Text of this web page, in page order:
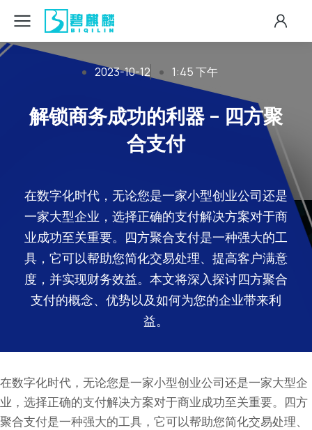
2023-10-12 1:45 下午
解锁商务成功的利器 – 四方聚
合支付
在数字化时代，无论您是一家小型创业公司还是
一家大型企业，选择正确的支付解决方案对于商
业成功至关重要。四方聚合支付是一种强大的工
具，它可以帮助您简化交易处理、提高客户满意
度，并实现财务效益。本文将深入探讨四方聚合
支付的概念、优势以及如何为您的企业带来利
益。
在数字化时代，无论您是一家小型创业公司还是一家大型企
业，选择正确的支付解决方案对于商业成功至关重要。四方
聚合支付是一种强大的工具，它可以帮助您简化交易处理、